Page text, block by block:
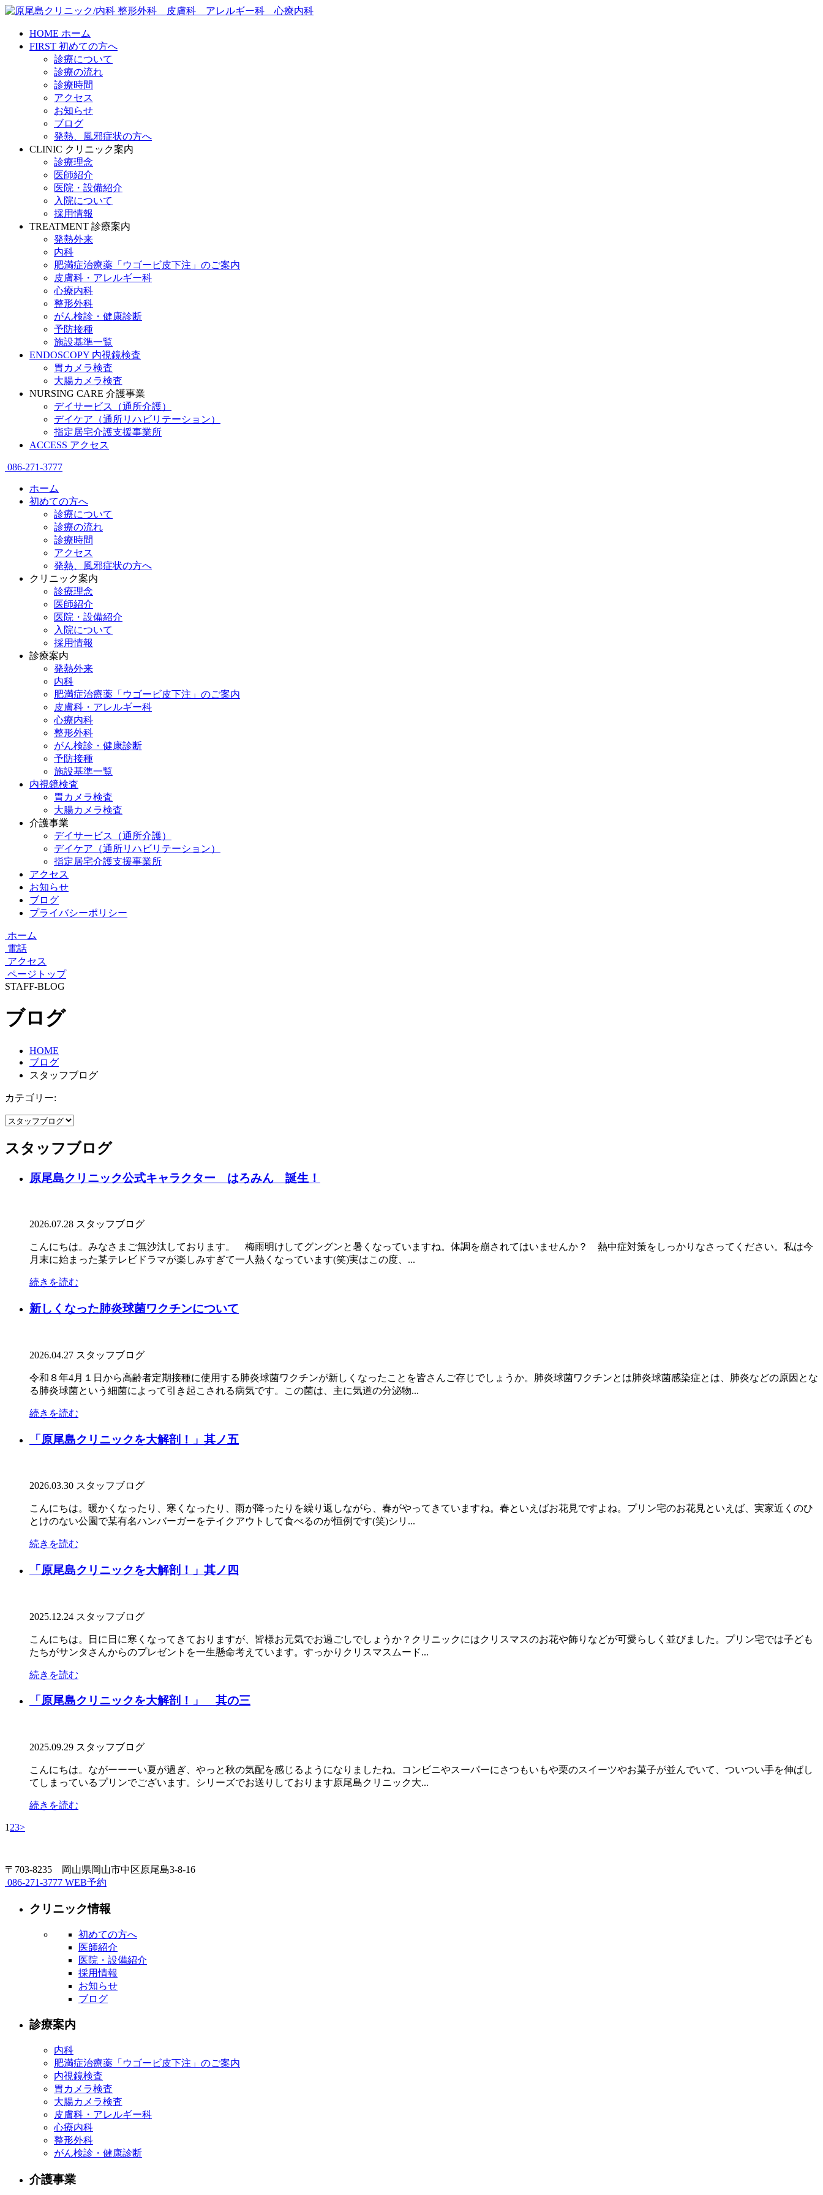
HOME ホーム
FIRST 初めての方へ
診療について
診療の流れ
診療時間
アクセス
お知らせ
ブログ
発熱、風邪症状の方へ
CLINIC クリニック案内
診療理念
医師紹介
医院・設備紹介
入院について
採用情報
TREATMENT 診療案内
発熱外来
内科
肥満症治療薬「ウゴービ皮下注」のご案内
皮膚科・アレルギー科
心療内科
整形外科
がん検診・健康診断
予防接種
施設基準一覧
ENDOSCOPY 内視鏡検査
胃カメラ検査
大腸カメラ検査
NURSING CARE 介護事業
デイサービス（通所介護）
デイケア（通所リハビリテーション）
指定居宅介護支援事業所
ACCESS アクセス
086-271-3777
ホーム
初めての方へ
診療について
診療の流れ
診療時間
アクセス
発熱、風邪症状の方へ
クリニック案内
診療理念
医師紹介
医院・設備紹介
入院について
採用情報
診療案内
発熱外来
内科
肥満症治療薬「ウゴービ皮下注」のご案内
皮膚科・アレルギー科
心療内科
整形外科
がん検診・健康診断
予防接種
施設基準一覧
内視鏡検査
胃カメラ検査
大腸カメラ検査
介護事業
デイサービス（通所介護）
デイケア（通所リハビリテーション）
指定居宅介護支援事業所
アクセス
お知らせ
ブログ
プライバシーポリシー
ホーム
電話
アクセス
ページトップ
STAFF-BLOG
ブログ
HOME
ブログ
スタッフブログ
カテゴリー:
スタッフブログ
原尾島クリニック公式キャラクター はろみん 誕生！
2026.07.28 スタッフブログ
こんにちは。みなさまご無沙汰しております。 梅雨明けしてグングンと暑くなっていますね。体調を崩されてはいませんか？ 熱中症対策をしっかりなさってください。私は今
月末に始まった某テレビドラマが楽しみすぎて一人熱くなっています(笑)実はこの度、...
続きを読む
新しくなった肺炎球菌ワクチンについて
2026.04.27 スタッフブログ
令和８年4月１日から高齢者定期接種に使用する肺炎球菌ワクチンが新しくなったことを皆さんご存じでしょうか。肺炎球菌ワクチンとは肺炎球菌感染症とは、肺炎などの原因とな
る肺炎球菌という細菌によって引き起こされる病気です。この菌は、主に気道の分泌物...
続きを読む
「原尾島クリニックを大解剖！」其ノ五
2026.03.30 スタッフブログ
こんにちは。暖かくなったり、寒くなったり、雨が降ったりを繰り返しながら、春がやってきていますね。春といえばお花見ですよね。プリン宅のお花見といえば、実家近くのひ
とけのない公園で某有名ハンバーガーをテイクアウトして食べるのが恒例です(笑)シリ...
続きを読む
「原尾島クリニックを大解剖！」其ノ四
2025.12.24 スタッフブログ
こんにちは。日に日に寒くなってきておりますが、皆様お元気でお過ごしでしょうか？クリニックにはクリスマスのお花や飾りなどが可愛らしく並びました。プリン宅では子ども
たちがサンタさんからのプレゼントを一生懸命考えています。すっかりクリスマスムード...
続きを読む
「原尾島クリニックを大解剖！」 其の三
2025.09.29 スタッフブログ
こんにちは。ながーーーい夏が過ぎ、やっと秋の気配を感じるようになりましたね。コンビニやスーパーにさつもいもや栗のスイーツやお菓子が並んでいて、ついつい手を伸ばし
てしまっているプリンでございます。シリーズでお送りしております原尾島クリニック大...
続きを読む
1 23>
〒703-8235 岡山県岡山市中区原尾島3-8-16
086-271-3777 WEB予約
クリニック情報
初めての方へ
医師紹介
医院・設備紹介
採用情報
お知らせ
ブログ
診療案内
内科
肥満症治療薬「ウゴービ皮下注」のご案内
内視鏡検査
胃カメラ検査
大腸カメラ検査
皮膚科・アレルギー科
心療内科
整形外科
がん検診・健康診断
介護事業